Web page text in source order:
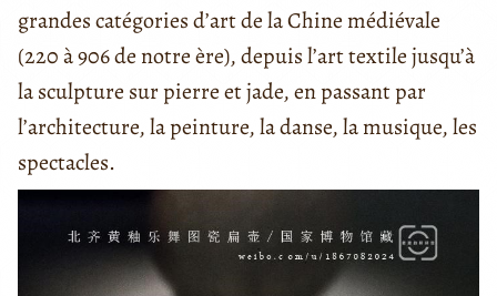
grandes catégories d’art de la Chine médiévale
(220 à 906 de notre ère), depuis l’art textile jusqu’à
la sculpture sur pierre et jade, en passant par
l’architecture, la peinture, la danse, la musique, les
spectacles.